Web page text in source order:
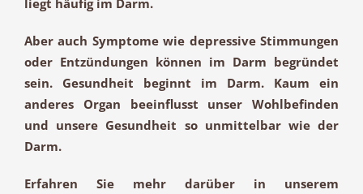
liegt häufig im Darm.
Aber auch Symptome wie depressive Stimmungen
oder Entzündungen können im Darm begründet
sein. Gesundheit beginnt im Darm. Kaum ein
anderes Organ beeinflusst unser Wohlbefinden
und unsere Gesundheit so unmittelbar wie der
Darm.
Erfahren Sie mehr darüber in unserem